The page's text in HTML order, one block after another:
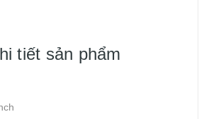
tiết sản phẩm